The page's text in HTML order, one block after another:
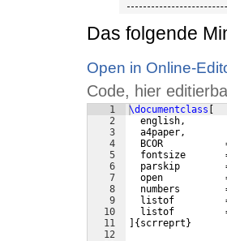
Das folgende
Open in Online-
Code, hier
1
2
3
4
5
6
7
8
9
10
11
12
\documentclass [
  english,
  a4paper,
BCOR
fontsize
parskip
open
numbers
listof
listof
] {scrreprt}